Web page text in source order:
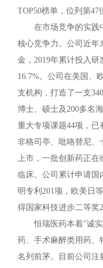
TOP50榜单，位列第47
在市场竞争的实践
核心竞争力。公司近年
金，2019年累计投入研
16.7%。公司在美国、
支机构，打造了一支
博士、硕士及200多名
重大专项课题44项，
非格司亭、吡咯替尼、
上市，一批创新药正在
临床。公司累计申请国
明专利201项，欧美日
得国家科技进步二等奖
恒瑞医药本着"诚
药、手术麻醉类用药、
名列前茅。目前公司注